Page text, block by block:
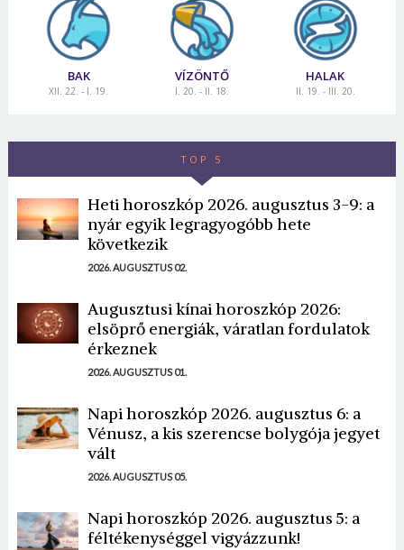
BAK
XII. 22. - I. 19.
VÍZÖNTŐ
I. 20. - II. 18.
HALAK
II. 19. - III. 20.
TOP 5
Heti horoszkóp 2026. augusztus 3-9: a
nyár egyik legragyogóbb hete
következik
2026. AUGUSZTUS 02.
Augusztusi kínai horoszkóp 2026:
elsöprő energiák, váratlan fordulatok
érkeznek
2026. AUGUSZTUS 01.
Napi horoszkóp 2026. augusztus 6: a
Vénusz, a kis szerencse bolygója jegyet
vált
2026. AUGUSZTUS 05.
Napi horoszkóp 2026. augusztus 5: a
féltékenységgel vigyázzunk!